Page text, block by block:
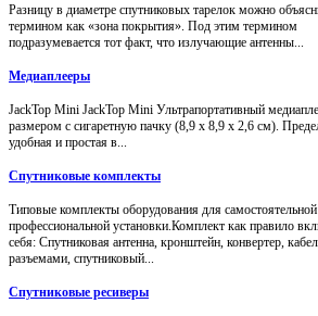
Разницу в диаметре спутниковых тарелок можно
термином как «зона покрытия». Под этим термином
подразумевается тот факт, что излучающие антенны...
Медиаплееры
JackTop Mini JackTop Mini Ультрапортативный
размером с сигаретную пачку (8,9 x 8,9 x 2,6 см).
удобная и простая в...
Спутниковые комплекты
Типовые комплекты оборудования для
профессиональной установки.Комплект как правило
себя: Спутниковая антенна, кронштейн, конвертер,
разъемами, спутниковый...
Спутниковые ресиверы